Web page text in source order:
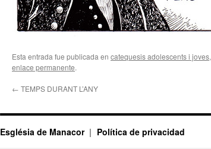
Esta entrada fue publicada en catequesis adolescents i joves,
enlace permanente.
← TEMPS DURANT L’ANY
Església de Manacor Política de privacidad